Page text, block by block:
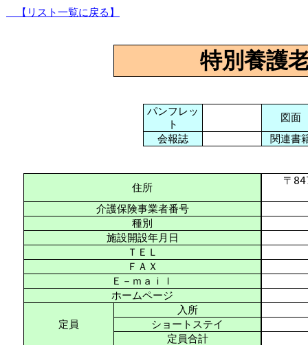
【リスト一覧に戻る】
特別養護
パンフレッ
ト
図面
会報誌
関連書
住所
〒
介護保険事業者番号
種別
施設開設年月日
ＴＥＬ
ＦＡＸ
Ｅ－ｍａｉｌ
ホームページ
定員
入所
ショートステイ
定員合計